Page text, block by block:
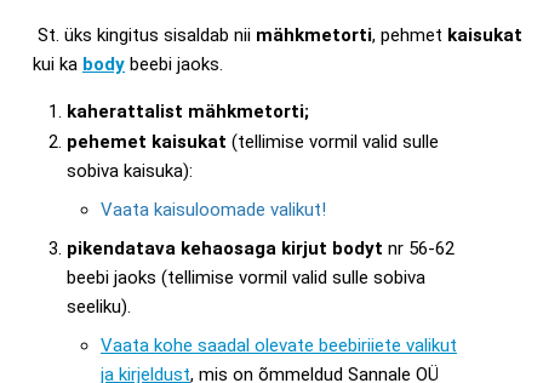
St. üks kingitus sisaldab nii mähkmetorti, pehmet kaisukat
kui ka body beebi jaoks.
kaherattalist mähkmetorti;
pehemet kaisukat (tellimise vormil valid sulle
sobiva kaisuka):
Vaata kaisuloomade valikut!
pikendatava kehaosaga kirjut bodyt nr 56-62
beebi jaoks (tellimise vormil valid sulle sobiva
seeliku).
Vaata kohe saadal olevate beebiriiete valikut
ja kirjeldust, mis on õmmeldud Sannale OÜ